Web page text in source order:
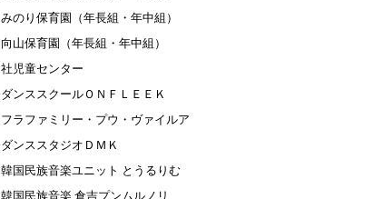
みのり保育園（年長組・年中組）
向山保育園（年長組・年中組）
社児童センター
ダンススクールＯＮＦＬＥＥＫ
フラファミリー・プウ・ヴァイルア
ダンススタジオＤＭＫ
韓国民族音楽ユニット とうるりむ
韓国民族音楽 倉吉プンムルノリ